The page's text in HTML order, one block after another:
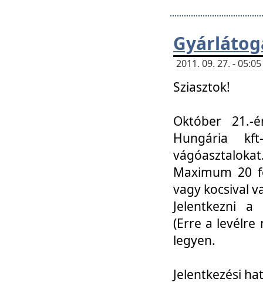
2011. 09. 27. -
Sziasztok!
Október 21.-
Hungária
Maximum 20
vagy kocsival
Jelentkezni a
(Erre a levélre
legyen.
Jelentkezési